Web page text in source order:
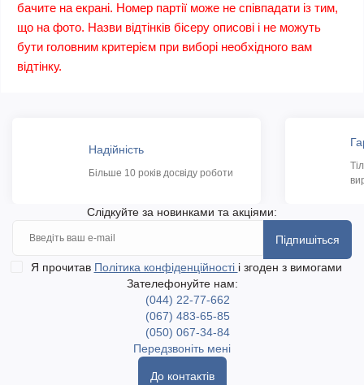
бачите на екрані. Номер партії може не співпадати із тим,
що на фото. Назви відтінків бісеру описові і не можуть
бути головним критерієм при виборі необхідного вам
відтінку.
Надійність
Більше 10 років досвіду роботи
Слідкуйте за новинками та акціями:
Підпишіться
Я прочитав Політика конфіденційності і згоден з вимогами
Зателефонуйте нам:
(044) 22-77-662
(067) 483-65-85
(050) 067-34-84
Передзвоніть мені
До контактів